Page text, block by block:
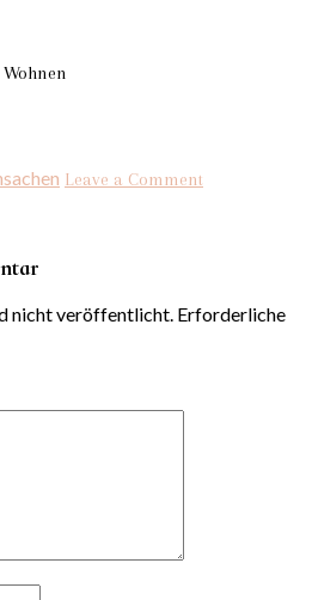
Leave a Comment
nicht veröffentlicht. Erforderliche